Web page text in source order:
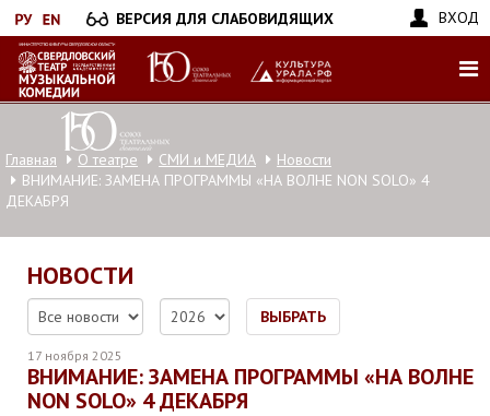
Перейти
к
основному
содержанию
ВЕРСИЯ ДЛЯ СЛАБОВИДЯЩИХ ВХОД
Главная О театре СМИ и МЕДИА
Новости
ВНИМАНИЕ: ЗАМЕНА ПРОГРАММЫ «НА ВОЛНЕ NON SOLO» 4
ДЕКАБРЯ
НОВОСТИ
ВЫБРАТЬ
17 ноября 2025
ВНИМАНИЕ: ЗАМЕНА ПРОГРАММЫ «НА ВОЛНЕ
NON SOLO» 4 ДЕКАБРЯ